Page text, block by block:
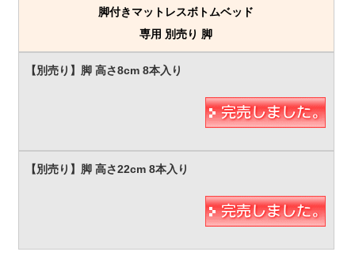
脚付きマットレスボトムベッド
専用 別売り 脚